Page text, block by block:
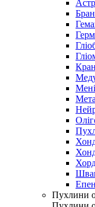
Пухлини